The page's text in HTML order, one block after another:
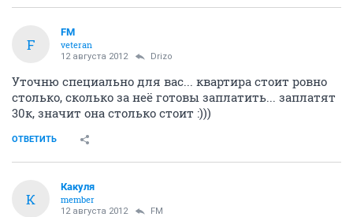
F
FM
veteran
12 августа 2012 Drizo
Уточню специально для вас... квартира стоит ровно
столько, сколько за неё готовы заплатить... заплатят
30к, значит она столько стоит :)))
ОТВЕТИТЬ
К
Какуля
member
12 августа 2012 FM